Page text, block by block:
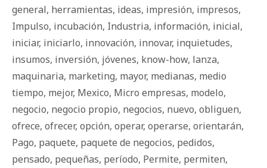
general, herramientas, ideas, impresión, impresos,
Impulso, incubación, Industria, información, inicial,
iniciar, iniciarlo, innovación, innovar, inquietudes,
insumos, inversión, jóvenes, know-how, lanza,
maquinaria, marketing, mayor, medianas, medio
tiempo, mejor, Mexico, Micro empresas, modelo,
negocio, negocio propio, negocios, nuevo, obliguen,
ofrece, ofrecer, opción, operar, operarse, orientarán,
Pago, paquete, paquete de negocios, pedidos,
pensado, pequeñas, período, Permite, permiten,